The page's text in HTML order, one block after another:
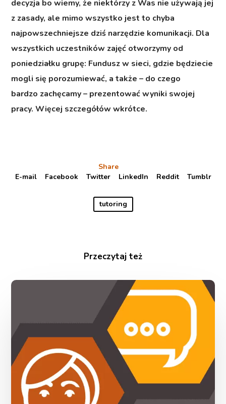
decyzja bo wiemy, że niektórzy z Was nie używają jej
z zasady, ale mimo wszystko jest to chyba
najpowszechniejsze dziś narzędzie komunikacji. Dla
wszystkich uczestników zajęć otworzymy od
poniedziałku grupę: Fundusz w sieci, gdzie będziecie
mogli się porozumiewać, a także – do czego
bardzo zachęcamy – prezentować wyniki swojej
pracy. Więcej szczegółów wkrótce.
Share
E-mail
Facebook Twitter LinkedIn Reddit Tumblr
tutoring
Przeczytaj też
Stypendystki
Stypendyści!